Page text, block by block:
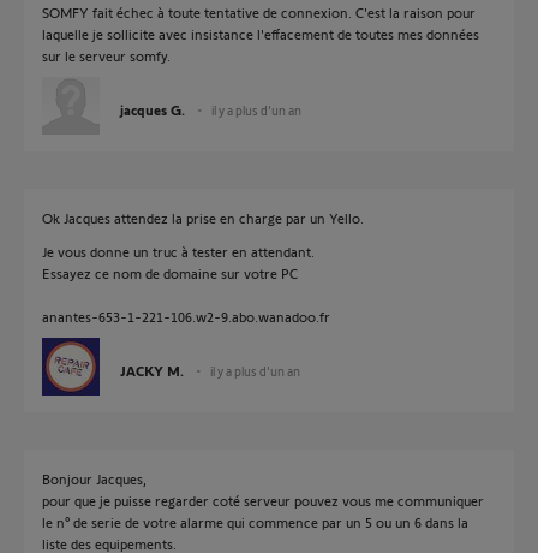
SOMFY fait échec à toute tentative de connexion. C'est la raison pour
laquelle je sollicite avec insistance l'effacement de toutes mes données
sur le serveur somfy.
jacques G. il y a plus d'un an
Ok Jacques attendez la prise en charge par un Yello.
Je vous donne un truc à tester en attendant.
Essayez ce nom de domaine sur votre PC
anantes-653-1-221-106.w2-9.abo.wanadoo.fr
JACKY M. il y a plus d'un an
Bonjour Jacques,
pour que je puisse regarder coté serveur pouvez vous me communiquer
le n° de serie de votre alarme qui commence par un 5 ou un 6 dans la
liste des equipements.